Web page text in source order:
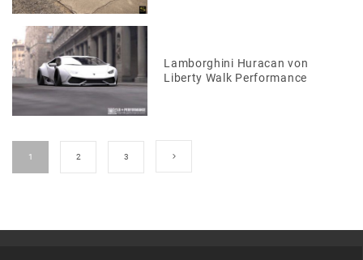
Lamborghini Huracan von
Liberty Walk Performance
1 2 3